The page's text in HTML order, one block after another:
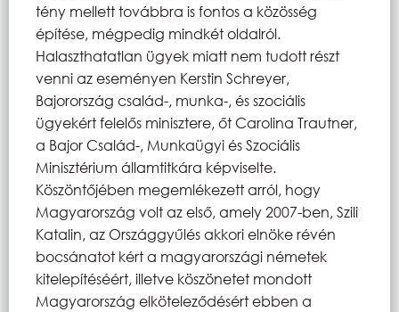
tény mellett továbbra is fontos a közösség
építése, mégpedig mindkét oldalról.
Halaszthatatlan ügyek miatt nem tudott részt
venni az eseményen Kerstin Schreyer,
Bajorország család-, munka-, és szociális
ügyekért felelős minisztere, őt Carolina Trautner,
a Bajor Család-, Munkaügyi és Szociális
Minisztérium államtitkára képviselte.
Köszöntőjében megemlékezett arról, hogy
Magyarország volt az első, amely 2007-ben, Szili
Katalin, az Országgyűlés akkori elnöke révén
bocsánatot kért a magyarországi németek
kitelepítéséért, illetve köszönetet mondott
Magyarország elköteleződésért ebben a